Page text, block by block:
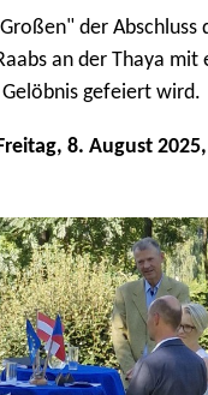
der Abschluss
an der Thaya mit
gefeiert wird.
8. August